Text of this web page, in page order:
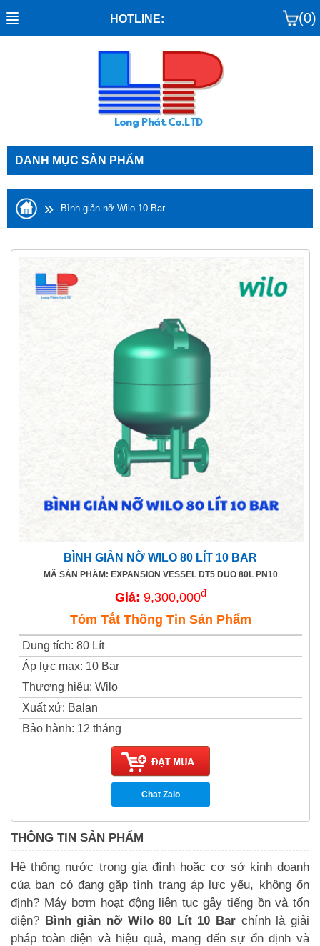
HOTLINE: (0)
DANH MỤC SẢN PHẨM
» Bình giản nỡ Wilo 10 Bar
BÌNH GIẢN NỠ WILO 80 LÍT 10 BAR
MÃ SẢN PHẨM: EXPANSION VESSEL DT5 DUO 80L PN10
Giá: 9,300,000đ
Tóm Tắt Thông Tin Sản Phẩm
Dung tích: 80 Lít
Áp lực max: 10 Bar
Thương hiệu: Wilo
Xuất xứ: Balan
Bảo hành: 12 tháng
Chat Zalo
THÔNG TIN SẢN PHẨM
Hệ thống nước trong gia đình hoặc cơ sở kinh doanh
của bạn có đang gặp tình trạng áp lực yếu, không ổn
định? Máy bơm hoạt động liên tục gây tiếng ồn và tốn
điện? Bình giản nỡ Wilo 80 Lít 10 Bar chính là giải
pháp toàn diện và hiệu quả, mang đến sự ổn định và